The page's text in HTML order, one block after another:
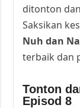
ditonton
Saksikan
Nuh dan
terbaik dan
Tonton
Episod 8